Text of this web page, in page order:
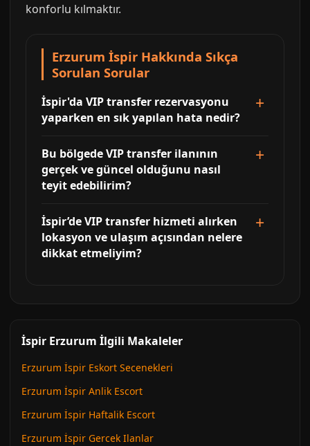
konforlu kılmaktır.
Erzurum İspir Hakkında Sıkça
Sorulan Sorular
İspir'da VIP transfer rezervasyonu
yaparken en sık yapılan hata nedir?
Bu bölgede VIP transfer ilanının
gerçek ve güncel olduğunu nasıl
teyit edebilirim?
İspir’de VIP transfer hizmeti alırken
lokasyon ve ulaşım açısından nelere
dikkat etmeliyim?
İspir Erzurum İlgili Makaleler
Erzurum İspir Eskort Secenekleri
Erzurum İspir Anlik Escort
Erzurum İspir Haftalik Escort
Erzurum İspir Gercek Ilanlar